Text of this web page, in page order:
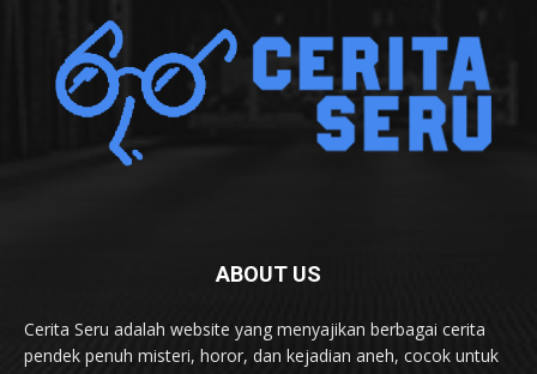
ABOUT US
Cerita Seru adalah website yang menyajikan berbagai cerita
pendek penuh misteri, horor, dan kejadian aneh, cocok untuk